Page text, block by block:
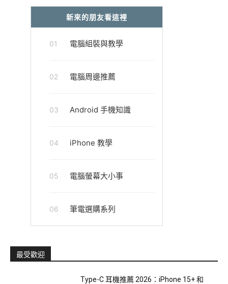
新來的朋友看這裡
01 電腦組裝與教學
02 電腦周邊推薦
03 Android 手機知識
04 iPhone 教學
05 電腦螢幕大小事
06 筆電選購系列
最受歡迎
Type-C 耳機推薦 2026：iPhone 15+ 和